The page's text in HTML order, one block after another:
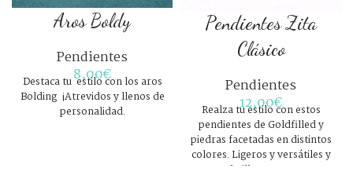
Aros Boldy
Pendientes
8,00€
Destaca tu estilo con los aros
Bolding ¡Atrevidos y llenos de
personalidad.
Morado
Rosa palo
Vino
Pendientes Zita
Clásico
Pendientes
12,00€
Realza tu estilo con estos
pendientes de Goldfilled y
piedras facetadas en distintos
colores. Ligeros y versátiles y
con un brillo que enamora.